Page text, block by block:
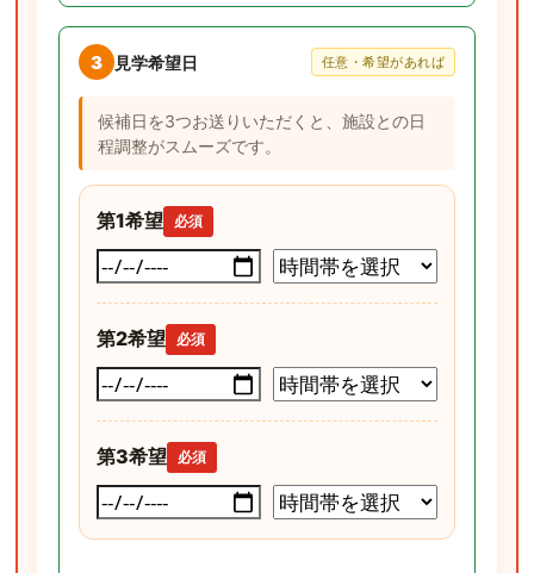
3 見学希望日 任意・希望があれば
候補日を3つお送りいただくと、施設との日
程調整がスムーズです。
第1希望 必須
第2希望 必須
第3希望 必須